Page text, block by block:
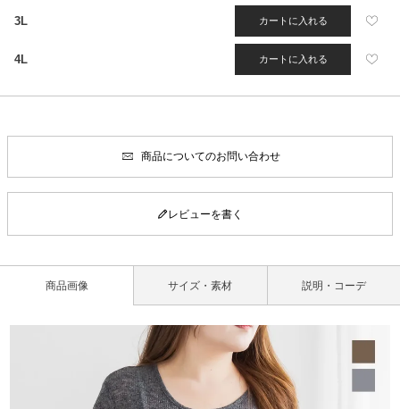
3L カートに入れる
4L カートに入れる
商品についてのお問い合わせ
レビューを書く
商品画像 サイズ・素材 説明・コーデ